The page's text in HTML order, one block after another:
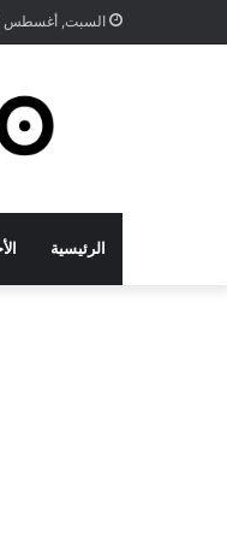
السبت, أغسطس 8 2026
الرئيسية